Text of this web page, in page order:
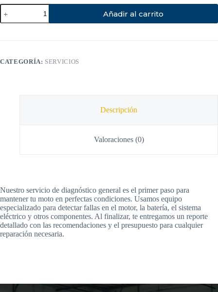
Añadir al carrito
CATEGORÍA: SERVICIOS
Descripción
Valoraciones (0)
Nuestro servicio de diagnóstico general es el primer paso para
mantener tu moto en perfectas condiciones. Usamos equipo
especializado para detectar fallas en el motor, la batería, el sistema
eléctrico y otros componentes. Al finalizar, te entregamos un reporte
detallado con las recomendaciones y el presupuesto para cualquier
reparación necesaria.